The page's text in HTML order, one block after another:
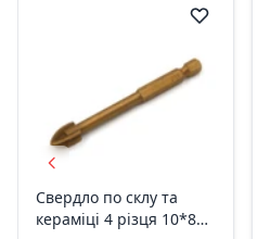
Свердло по склу та
кераміці 4 різця 10*85